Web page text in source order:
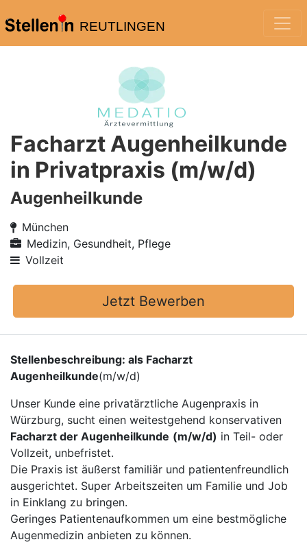
REUTLINGEN
Facharzt Augenheilkunde
in Privatpraxis (m/w/d)
Augenheilkunde
München
Medizin, Gesundheit, Pflege
Vollzeit
Jetzt Bewerben
Stellenbeschreibung: als Facharzt
Augenheilkunde(m/w/d)
Unser Kunde eine privatärztliche Augenpraxis in
Würzburg, sucht einen weitestgehend konservativen
Facharzt der Augenheilkunde (m/w/d) in Teil- oder
Vollzeit, unbefristet.
Die Praxis ist äußerst familiär und patientenfreundlich
ausgerichtet. Super Arbeitszeiten um Familie und Job
in Einklang zu bringen.
Geringes Patientenaufkommen um eine bestmögliche
Augenmedizin anbieten zu können.